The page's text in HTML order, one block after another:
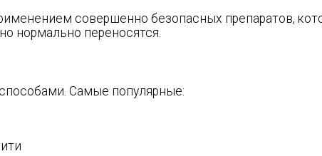
совершенно безопасных препаратов,
нормально переносятся.
Самые популярные: